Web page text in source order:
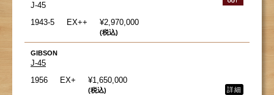
J-45
1943-5
EX++ ¥2,970,000
(税込)
GIBSON
J-45
1956
EX+ ¥1,650,000
(税込) 詳細